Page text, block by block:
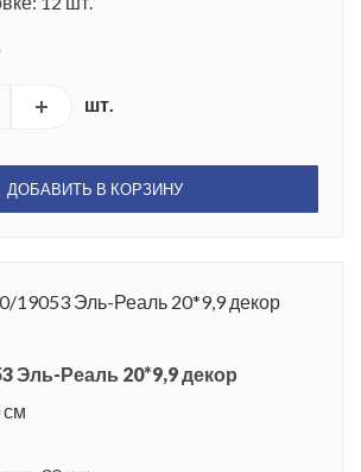
шт.
ДОБАВИТЬ В КОРЗИНУ
Эль-Реаль 20*9,9 декор
см